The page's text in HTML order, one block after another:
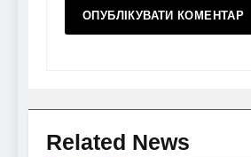
Related News